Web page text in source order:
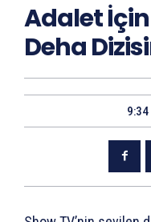
Adalet
Deha